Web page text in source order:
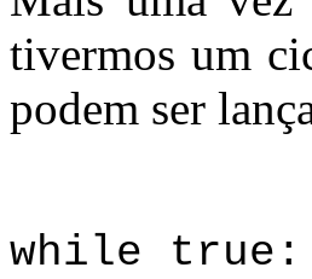
tivermos um
podem ser
while true: